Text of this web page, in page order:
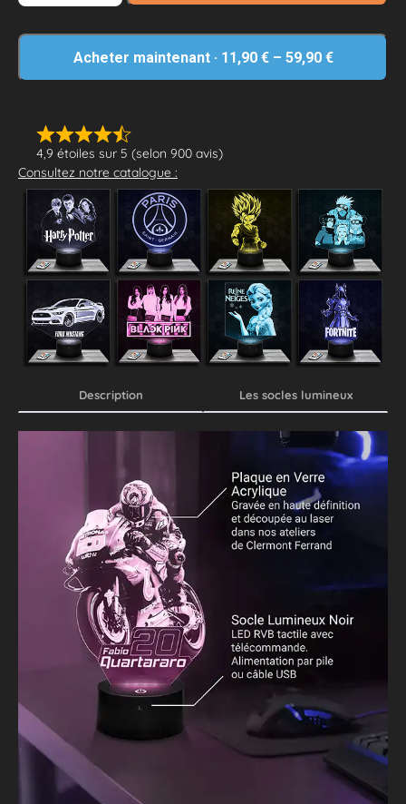
4,9 étoiles sur 5 (selon 900 avis)
Consultez notre catalogue :
Acheter maintenant · 11,90 €– 59,90 €
Description Les socles lumineux